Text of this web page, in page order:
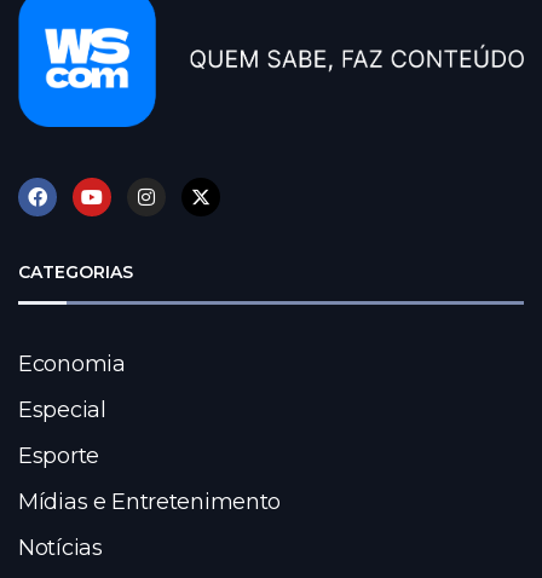
CATEGORIAS
Economia
Especial
Esporte
Mídias e Entretenimento
Notícias